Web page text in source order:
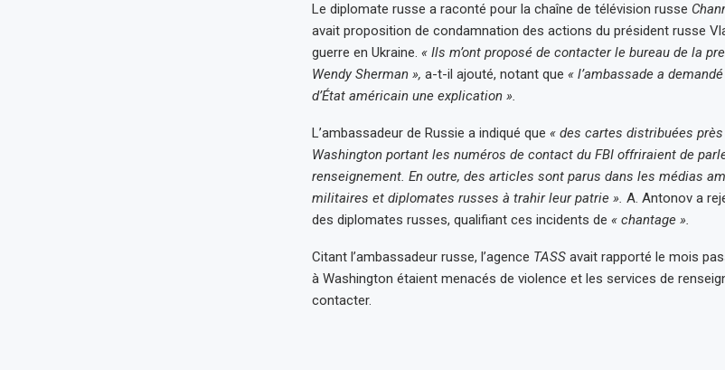
Le diplomate russe a raconté pour la chaîne de télévision russe
avait proposition de condamnation des actions du président russe
guerre en Ukraine. « Ils m’ont proposé de contacter le bureau de la
Wendy Sherman », a-t-il ajouté, notant que « l’ambassade a
d’État américain une explication ».
L’ambassadeur de Russie a indiqué que « des cartes distribuées
Washington portant les numéros de contact du FBI offriraient de
renseignement. En outre, des articles sont parus dans les médias
militaires et diplomates russes à trahir leur patrie ». A. Antonov a
des diplomates russes, qualifiant ces incidents de « chantage ».
Citant l’ambassadeur russe, l’agence TASSavait rapporté le mois
à Washington étaient menacés de violence et les services de
contacter.